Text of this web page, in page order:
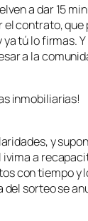
a dar 15
contrato, que
tú lo firmas.
a la
inmobiliarias!
y
a
con tiempo y
del sorteo se